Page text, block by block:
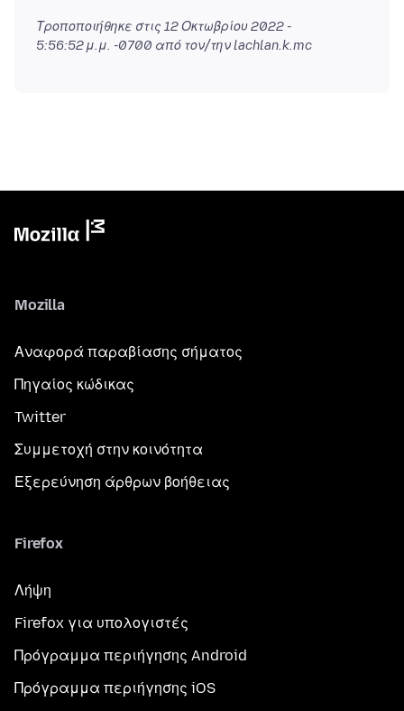
Τροποποιήθηκε στις 12 Οκτωβρίου 2022 -
5:56:52 μ.μ. -0700 από τον/την lachlan.k.mc
Mozilla
Αναφορά παραβίασης σήματος
Πηγαίος κώδικας
Twitter
Συμμετοχή στην κοινότητα
Εξερεύνηση άρθρων βοήθειας
Firefox
Λήψη
Firefox για υπολογιστές
Πρόγραμμα περιήγησης Android
Πρόγραμμα περιήγησης iOS